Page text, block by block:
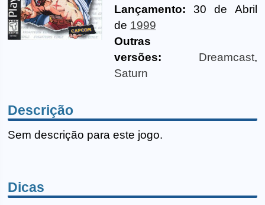
Lançamento: 30 de Abril
de 1999
Outras
versões:
Dreamcast,
Saturn
Descrição
Sem descrição para este jogo.
Dicas